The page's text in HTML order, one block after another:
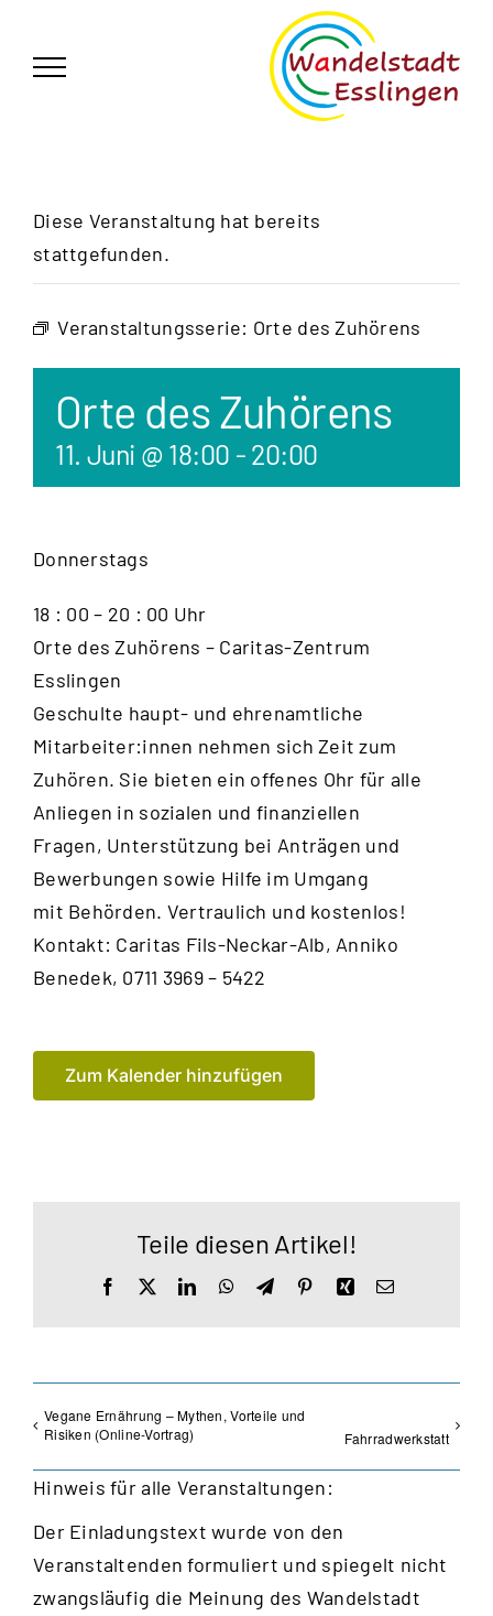
springen
Diese Veranstaltung hat bereits
stattgefunden.
Veranstaltungsserie: Orte des Zuhörens
Orte des Zuhörens
11. Juni @ 18:00 - 20:00
Donnerstags
18 : 00 – 20 : 00 Uhr
Orte des Zuhörens – Caritas-Zentrum
Esslingen
Geschulte haupt- und ehrenamtliche
Mitarbeiter:innen nehmen sich Zeit zum
Zuhören. Sie bieten ein offenes Ohr für alle
Anliegen in sozialen und finanziellen
Fragen, Unterstützung bei Anträgen und
Bewerbungen sowie Hilfe im Umgang
mit Behörden. Vertraulich und kostenlos!
Kontakt: Caritas Fils-Neckar-Alb, Anniko
Benedek, 0711 3969 – 5422
Zum Kalender hinzufügen
Teile diesen Artikel!
Facebook LinkedInWhatsApp
TelegramPinterestXingE-
Vegane Ernährung – Mythen, Vorteile und
Risiken (Online-Vortrag)
Fahrradwerkstatt
Hinweis für alle Veranstaltungen:
Der Einladungstext wurde von den
Veranstaltenden formuliert und spiegelt nicht
zwangsläufig die Meinung des Wandelstadt